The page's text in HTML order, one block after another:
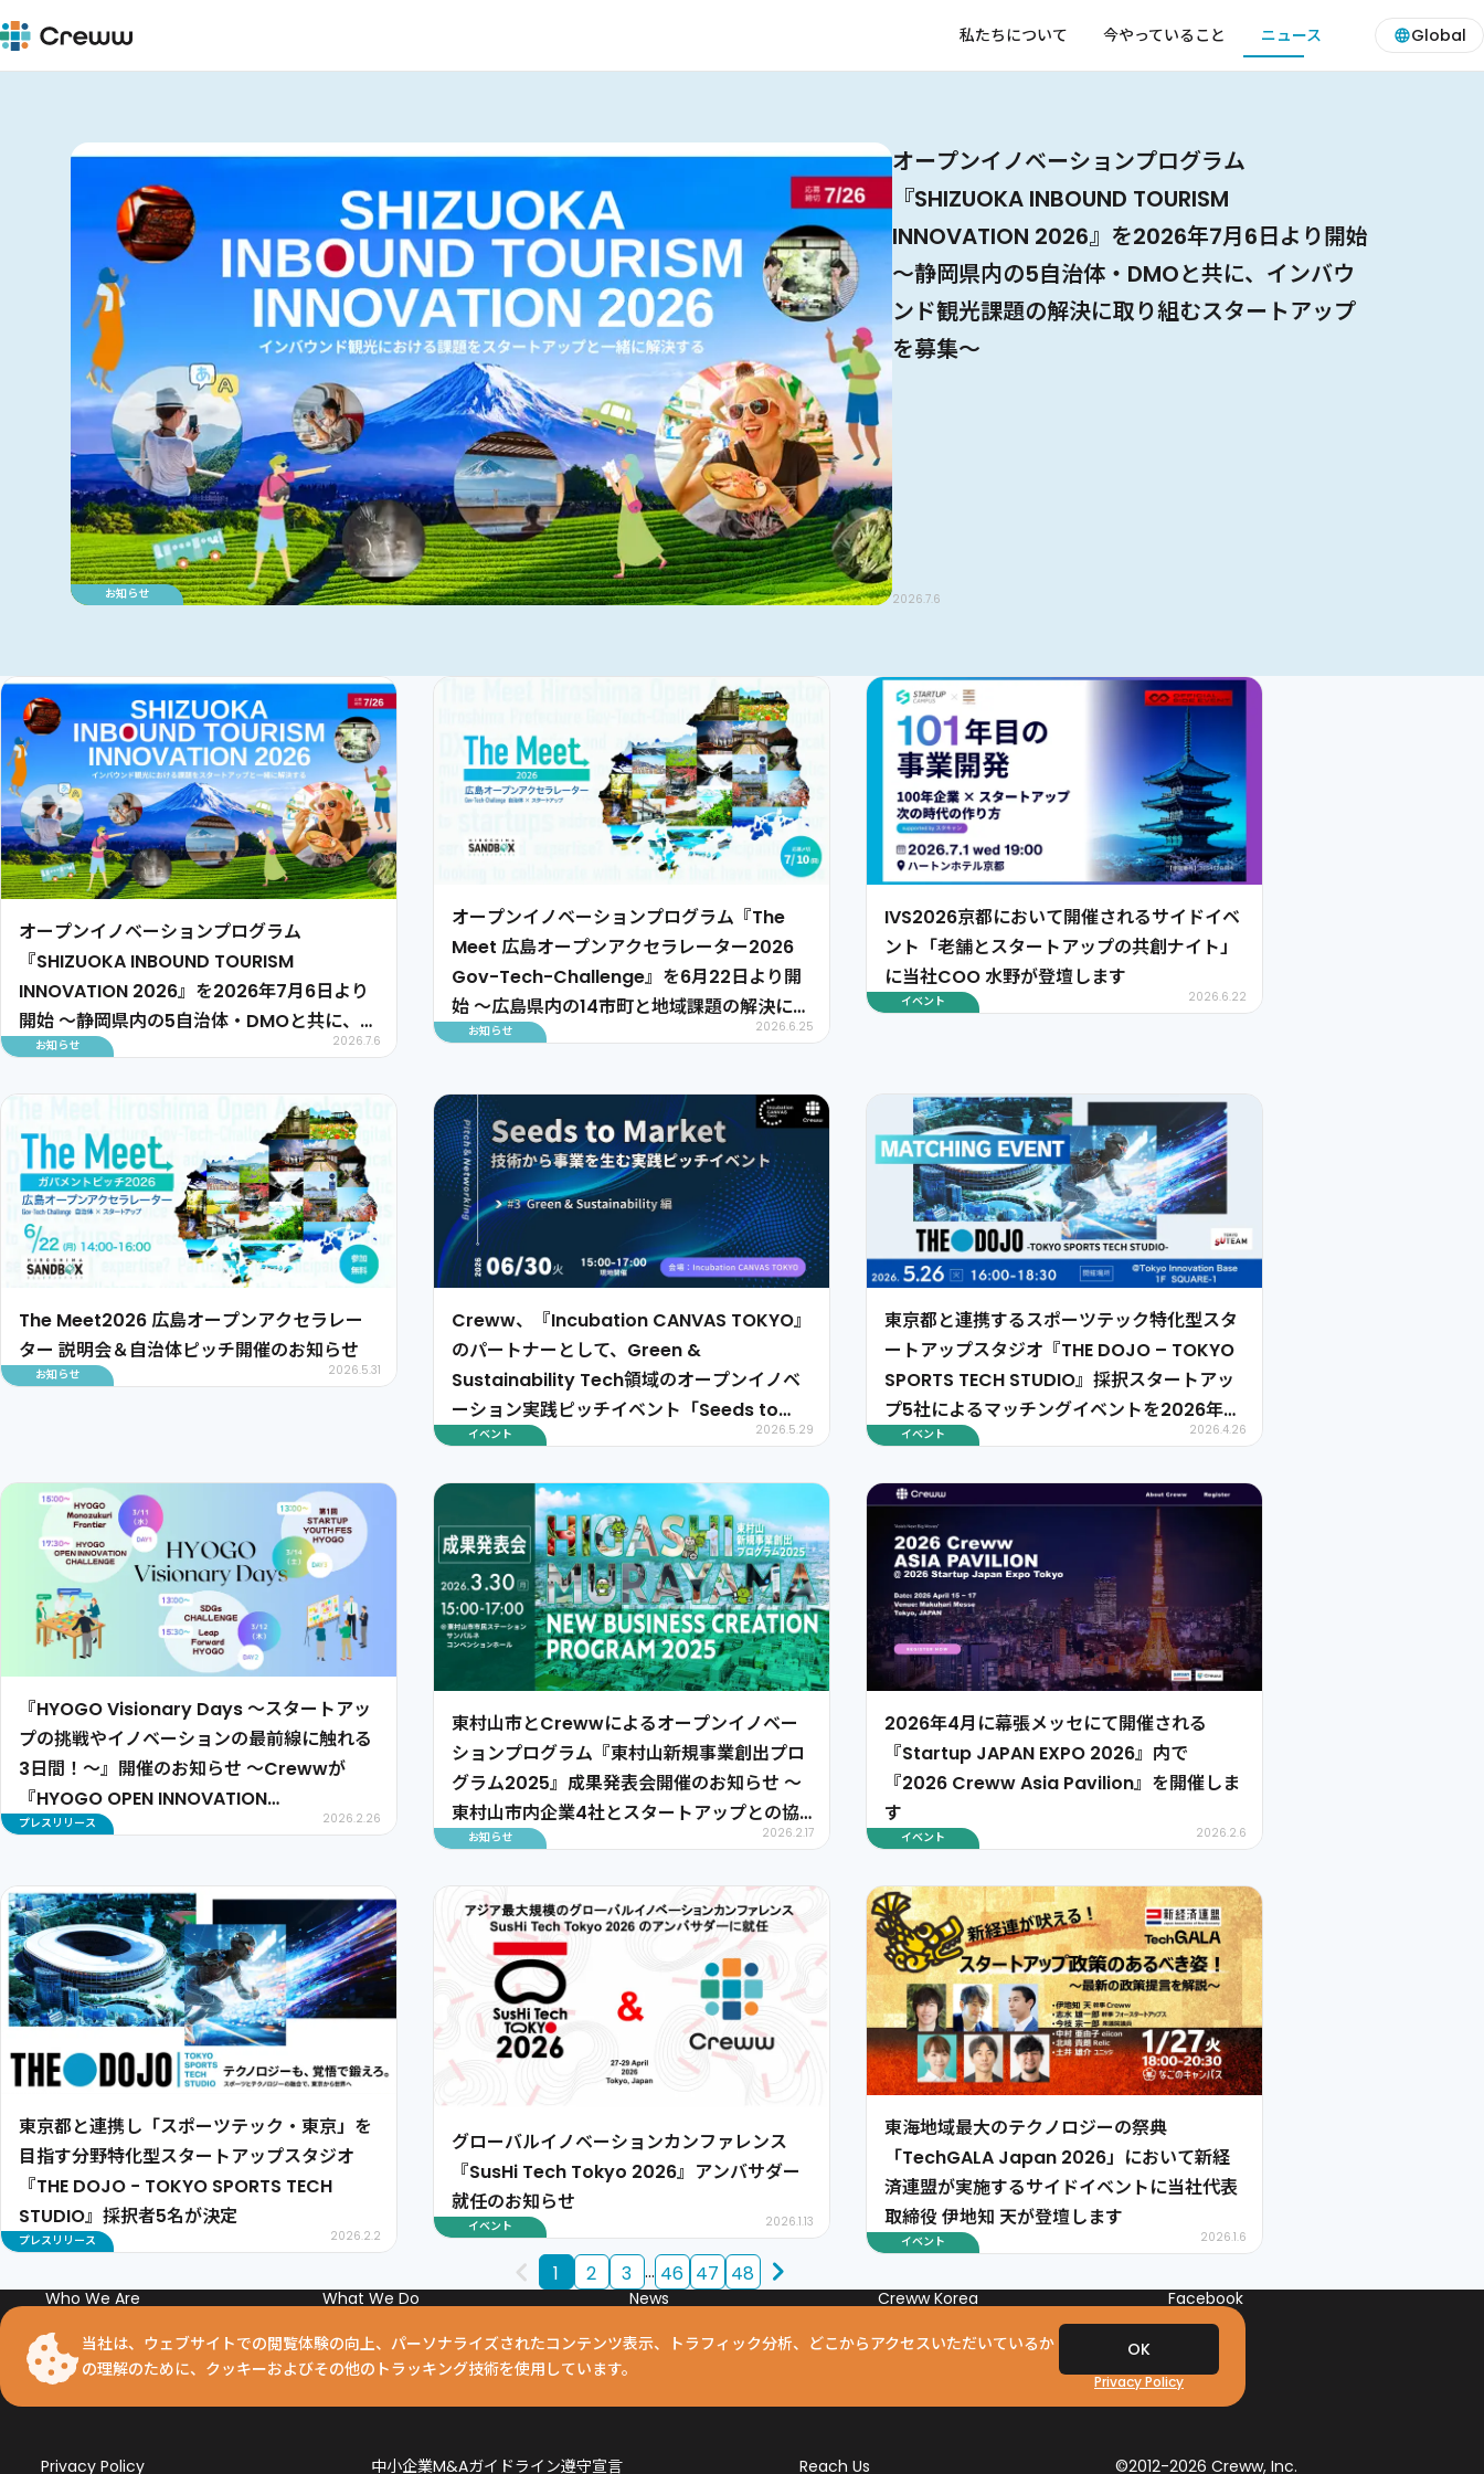
私たちについて 今やっていること ニュース Global
お知らせ
オープンイノベーションプログラム
『SHIZUOKA INBOUND TOURISM
INNOVATION 2026』を2026年7月6日より開始
〜静岡県内の5自治体・DMOと共に、インバウ
ンド観光課題の解決に取り組むスタートアップ
を募集〜
2026.7.6
お知らせ
オープンイノベーションプログラム『The
Meet 広島オープンアクセラレーター2026
Gov-Tech-Challenge』を6月22日より開始
〜広島県内の14市町と地域課題の解決に取り組
むスタートアップを募集〜
2026.6.25
イベント
IVS2026京都において開催されるサイドイベン
ト「老舗とスタートアップの共創ナイト」に当
社COO 水野が登壇します
2026.6.22
お知らせ
The Meet2026 広島オープンアクセラレーター
説明会＆自治体ピッチ開催のお知らせ
2026.5.31
イベント
Creww、『Incubation CANVAS TOKYO』の
パートナーとして、Green & Sustainability
Tech領域のオープンイノベーション実践ピッチ
イベント「Seeds to Market」を2026年6月
30日に開催します
2026.5.29
イベント
東京都と連携するスポーツテック特化型スター
トアップスタジオ『THE DOJO – TOKYO
SPORTS TECH STUDIO』採択スタートアップ5
社によるマッチングイベントを2026年5月26日
に開催
2026.4.26
プレスリリース
『HYOGO Visionary Days 〜スタートアップ
の挑戦やイノベーションの最前線に触れる3日
間！～』開催のお知らせ 〜Crewwが『HYOGO
OPEN INNOVATION CHALLENGE』Grand
Finalイベント、『Leap Forward HYOGO』デ
モデイを運営〜
2026.2.26
お知らせ
東村山市とCrewwによるオープンイノベーショ
ンプログラム『東村山新規事業創出プログラム
2025』成果発表会開催のお知らせ 〜東村山市
内企業4社とスタートアップとの協業案をご紹
介〜
2026.2.17
イベント
2026年4月に幕張メッセにて開催される
『Startup JAPAN EXPO 2026』内で『2026
Creww Asia Pavilion』を開催します
2026.2.6
プレスリリース
東京都と連携し「スポーツテック・東京」を目
指す分野特化型スタートアップスタジオ『THE
DOJO − TOKYO SPORTS TECH STUDIO』採択
者5名が決定
2026.2.2
イベント
グローバルイノベーションカンファレンス
『SusHi Tech Tokyo 2026』アンバサダー就任
のお知らせ
2026.1.13
イベント
東海地域最大のテクノロジーの祭典
「TechGALA Japan 2026」において新経済連
盟が実施するサイドイベントに当社代表取締役
伊地知 天が登壇します
2026.1.6
オープンイノベーションプログラム
『SHIZUOKA INBOUND TOURISM
INNOVATION 2026』を2026年7月6日より
開始 〜静岡県内の5自治体・DMOと共に、イ
ンバウンド観光課題の解決に取り組むスター
お知らせ 2026.7.6
オープンイノベーションプログラム『The
Meet 広島オープンアクセラレーター2026
Gov-Tech-Challenge』を6月22日より開
始 〜広島県内の14市町と地域課題の解決に取
り組むスタートアップを募集〜
お知らせ 2026.6.25
IVS2026京都において開催されるサイドイベ
ント「老舗とスタートアップの共創ナイト」
に当社COO 水野が登壇します
イベント 2026.6.22
The Meet2026 広島オープンアクセラレー
ター 説明会＆自治体ピッチ開催のお知らせ
お知らせ 2026.5.31
Creww、『Incubation CANVAS TOKYO』
のパートナーとして、Green &
Sustainability Tech領域のオープンイノベ
ーション実践ピッチイベント「Seeds to
Market」を2026年6月30日に開催します
イベント 2026.5.29
東京都と連携するスポーツテック特化型スタ
ートアップスタジオ『THE DOJO – TOKYO
SPORTS TECH STUDIO』採択スタートアッ
プ5社によるマッチングイベントを2026年5
月26日に開催
イベント 2026.4.26
『HYOGO Visionary Days 〜スタートアッ
プの挑戦やイノベーションの最前線に触れる
3日間！～』開催のお知らせ 〜Crewwが
『HYOGO OPEN INNOVATION
CHALLENGE』Grand Finalイベント、
営〜
プレスリリース 2026.2.26
東村山市とCrewwによるオープンイノベー
ションプログラム『東村山新規事業創出プロ
グラム2025』成果発表会開催のお知らせ 〜
東村山市内企業4社とスタートアップとの協
業案をご紹介〜
お知らせ 2026.2.17
2026年4月に幕張メッセにて開催される
『Startup JAPAN EXPO 2026』内で
『2026 Creww Asia Pavilion』を開催しま
す
イベント 2026.2.6
東京都と連携し「スポーツテック・東京」を
目指す分野特化型スタートアップスタジオ
『THE DOJO − TOKYO SPORTS TECH
STUDIO』採択者5名が決定
プレスリリース 2026.2.2
グローバルイノベーションカンファレンス
『SusHi Tech Tokyo 2026』アンバサダー
就任のお知らせ
イベント 2026.1.13
東海地域最大のテクノロジーの祭典
「TechGALA Japan 2026」において新経
済連盟が実施するサイドイベントに当社代表
取締役 伊地知 天が登壇します
イベント 2026.1.6
1 2 3 ... 46 47 48
Who We Are
First Penguins
Who to Join
Company Profile
What We Do
IR
News
Creww Korea
Creww Thailand
Creww Capital
Facebook
Linkedin
Privacy Policy 中小企業M&Aガイドライン遵守宣言 Reach Us ©2012-2026 Creww, Inc.
当社は、ウェブサイトでの閲覧体験の向上、パーソナライズされたコンテンツ表示、トラフィック分析、どこからアクセスいただいているか
の理解のために、クッキーおよびその他のトラッキング技術を使用しています。
OK
Privacy Policy